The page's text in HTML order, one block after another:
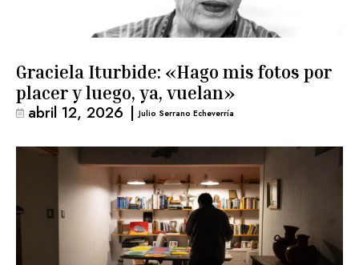
Graciela Iturbide: «Hago mis fotos por
placer y luego, ya, vuelan»
abril 12, 2026 | Julio Serrano Echeverría